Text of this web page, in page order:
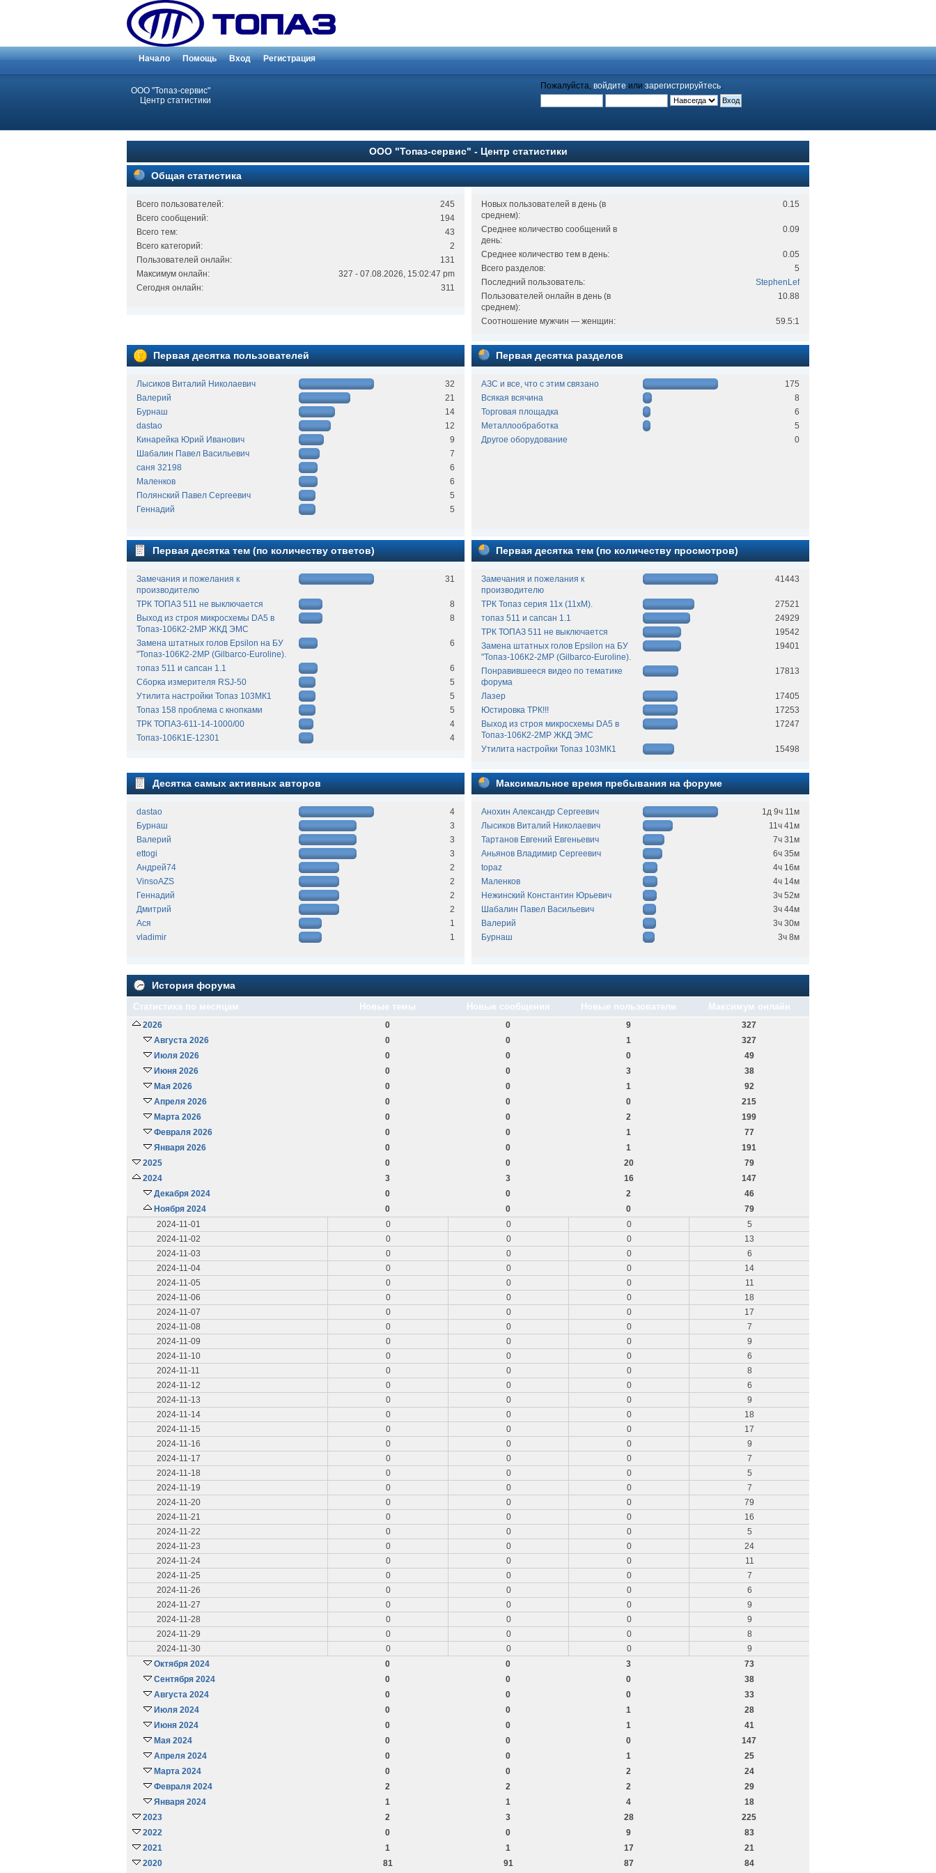
Начало Помощь Вход Регистрация
ООО "Топаз-сервис"
» Центр статистики
Пожалуйста, войдите или зарегистрируйтесь.
ООО "Топаз-сервис" - Центр статистики
Общая статистика
Всего пользователей:
245
Всего сообщений:
194
Всего тем:
43
Всего категорий:
2
Пользователей онлайн:
131
Максимум онлайн:
327 - 07.08.2026, 15:02:47 pm
Сегодня онлайн:
311
Новых пользователей в день (в
среднем):
0.15
Среднее количество сообщений в
день:
0.09
Среднее количество тем в день:
0.05
Всего разделов:
5
Последний пользователь:
StephenLef
Пользователей онлайн в день (в
среднем):
10.88
Соотношение мужчин — женщин: 59.5:1
Первая десятка пользователей
Лысиков Виталий Николаевич
32
Валерий
21
Бурнаш
14
dastao
12
Кинарейка Юрий Иванович
9
Шабалин Павел Васильевич
7
саня 32198
6
Маленков
6
Полянский Павел Сергеевич
5
Геннадий
5
Первая десятка разделов
АЗС и все, что с этим связано
175
Всякая всячина
8
Торговая площадка
6
Металлообработка
5
Другое оборудование
0
Первая десятка тем (по количеству ответов)
Замечания и пожелания к
производителю
31
ТРК ТОПАЗ 511 не выключается
8
Выход из строя микросхемы DA5 в
Топаз-106К2-2МР ЖКД ЭМС
8
Замена штатных голов Epsilon на БУ
"Топаз-106К2-2МР (Gilbarco-Euroline).
6
топаз 511 и сапсан 1.1
6
Сборка измерителя RSJ-50
5
Утилита настройки Топаз 103МК1
5
Топаз 158 проблема с кнопками
5
ТРК ТОПАЗ-611-14-1000/00
4
Топаз-106К1Е-12301
4
Первая десятка тем (по количеству просмотров)
Замечания и пожелания к
производителю
41443
ТРК Топаз серия 11х (11хМ).
27521
топаз 511 и сапсан 1.1
24929
ТРК ТОПАЗ 511 не выключается
19542
Замена штатных голов Epsilon на БУ
"Топаз-106К2-2МР (Gilbarco-Euroline).
19401
Понравившееся видео по тематике
форума
17813
Лазер
17405
Юстировка ТРК!!!
17253
Выход из строя микросхемы DA5 в
Топаз-106К2-2МР ЖКД ЭМС
17247
Утилита настройки Топаз 103МК1 15498
Десятка самых активных авторов
dastao
4
Бурнаш
3
Валерий
3
ettogi
3
Андрей74
2
VinsoAZS
2
Геннадий
2
Дмитрий
2
Ася
1
vladimir
1
Максимальное время пребывания на форуме
Анохин Александр Сергеевич
1д 9ч 11м
Лысиков Виталий Николаевич
11ч 41м
Тартанов Евгений Евгеньевич
7ч 31м
Аньянов Владимир Сергеевич
6ч 35м
topaz
4ч 16м
Маленков
4ч 14м
Нежинский Константин Юрьевич
3ч 52м
Шабалин Павел Васильевич
3ч 44м
Валерий
3ч 30м
Бурнаш
3ч 8м
История форума
Статистика по месяцам Новые темы Новые сообщения Новые пользователи
Максимум онлайн
2026
0 0 9
327
Августа 2026
0 0 1
327
Июля 2026
0 0 0
49
Июня 2026
0 0 3
38
Мая 2026
0 0 1
92
Апреля 2026
0 0 0
215
Марта 2026
0 0 2
199
Февраля 2026
0 0 1
77
Января 2026
0 0 1
191
2025
0 0 20
79
2024
3 3 16
147
Декабря 2024
0 0 2
46
Ноября 2024
0 0 0
79
2024-11-01
0 0 0
5
2024-11-02
0 0 0
13
2024-11-03
0 0 0
6
2024-11-04
0 0 0
14
2024-11-05
0 0 0
11
2024-11-06
0 0 0
18
2024-11-07
0 0 0
17
2024-11-08
0 0 0
7
2024-11-09
0 0 0
9
2024-11-10
0 0 0
6
2024-11-11
0 0 0
8
2024-11-12
0 0 0
6
2024-11-13
0 0 0
9
2024-11-14
0 0 0
18
2024-11-15
0 0 0
17
2024-11-16
0 0 0
9
2024-11-17
0 0 0
7
2024-11-18
0 0 0
5
2024-11-19
0 0 0
7
2024-11-20
0 0 0
79
2024-11-21
0 0 0
16
2024-11-22
0 0 0
5
2024-11-23
0 0 0
24
2024-11-24
0 0 0
11
2024-11-25
0 0 0
7
2024-11-26
0 0 0
6
2024-11-27
0 0 0
9
2024-11-28
0 0 0
9
2024-11-29
0 0 0
8
2024-11-30
0 0 0
9
Октября 2024
0 0 3
73
Сентября 2024
0 0 0
38
Августа 2024
0 0 0
33
Июля 2024
0 0 1
28
Июня 2024
0 0 1
41
Мая 2024
0 0 0
147
Апреля 2024
0 0 1
25
Марта 2024
0 0 2
24
Февраля 2024
2 2 2
29
Января 2024
1 1 4
18
2023
2 3 28
225
2022
0 0 9
83
2021
1 1 17
21
2020
81 91 87 84